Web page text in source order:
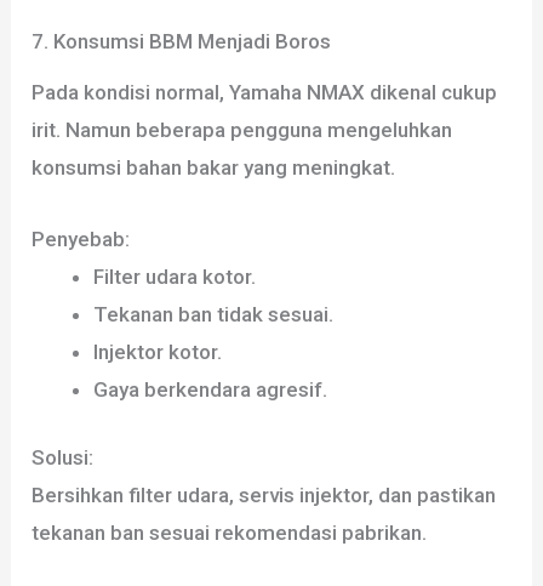
7. Konsumsi BBM Menjadi Boros
Pada kondisi normal, Yamaha NMAX dikenal cukup
irit. Namun beberapa pengguna mengeluhkan
konsumsi bahan bakar yang meningkat.
Penyebab:
Filter udara kotor.
Tekanan ban tidak sesuai.
Injektor kotor.
Gaya berkendara agresif.
Solusi:
Bersihkan filter udara, servis injektor, dan pastikan
tekanan ban sesuai rekomendasi pabrikan.